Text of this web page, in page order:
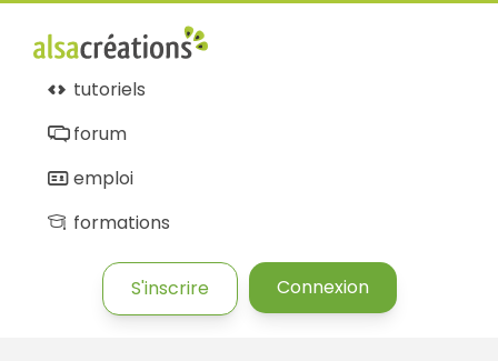
tutoriels
forum
emploi
formations
S'inscrire Connexion